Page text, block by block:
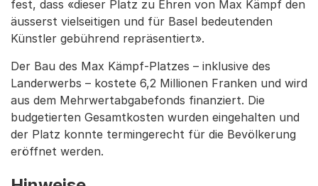
fest, dass «dieser Platz zu Ehren von Max Kämpf den
äusserst vielseitigen und für Basel bedeutenden
Künstler gebührend repräsentiert».
Der Bau des Max Kämpf-Platzes – inklusive des
Landerwerbs – kostete 6,2 Millionen Franken und wird
aus dem Mehrwertabgabefonds finanziert. Die
budgetierten Gesamtkosten wurden eingehalten und
der Platz konnte termingerecht für die Bevölkerung
eröffnet werden.